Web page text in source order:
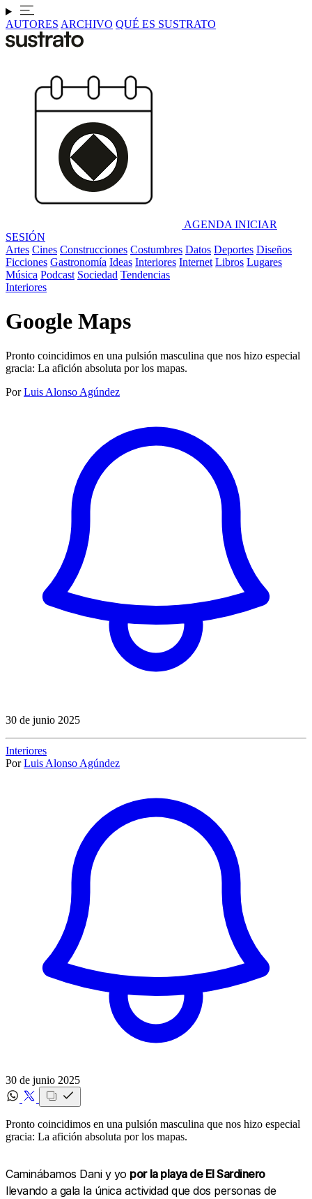
AUTORES ARCHIVO QUÉ ES SUSTRATO
AGENDA INICIAR
SESIÓN
Artes Cines Construcciones Costumbres Datos Deportes Diseños
Ficciones Gastronomía Ideas Interiores Internet Libros Lugares
Música Podcast Sociedad Tendencias
Interiores
Google Maps
Pronto coincidimos en una pulsión masculina que nos hizo especial
gracia: La afición absoluta por los mapas.
Por Luis Alonso Agúndez
30 de junio 2025
Interiores
Por Luis Alonso Agúndez
30 de junio 2025
Pronto coincidimos en una pulsión masculina que nos hizo especial
gracia: La afición absoluta por los mapas.
Caminábamos Dani y yo por la playa de El Sardinero
llevando a gala la única actividad que dos personas de